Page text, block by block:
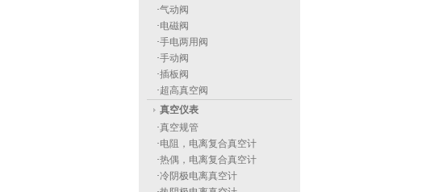
·气动阀
·电磁阀
·手电两用阀
·手动阀
·插板阀
·超高真空阀
真空仪表
·真空规管
·电阻，电离复合真空计
·热偶，电离复合真空计
·冷阴极电离真空计